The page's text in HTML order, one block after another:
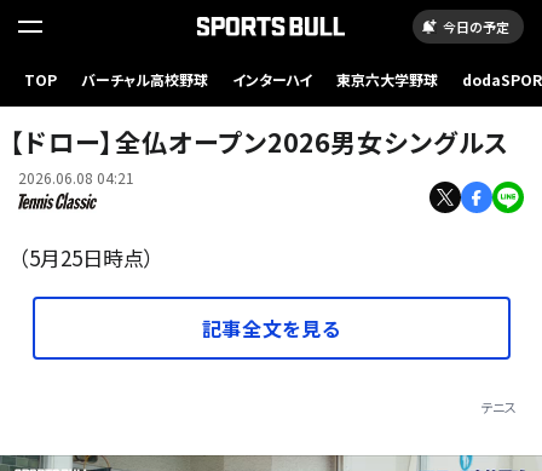
今日の予定
TOP バーチャル高校野球 インターハイ 東京六大学野球
Photo by Getty Images
【ドロー】全仏オープン2026男女シングルス
2026.06.08 04:21
（5月25日時点）
記事全文を見る
テニス